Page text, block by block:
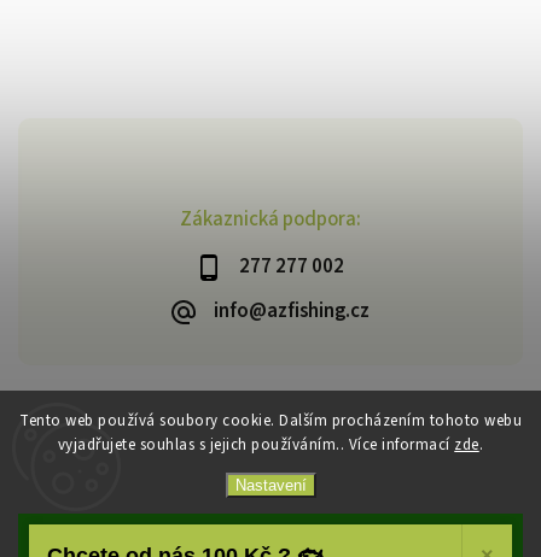
Tento web používá soubory cookie. Dalším procházením tohoto webu
vyjadřujete souhlas s jejich používáním.. Více informací zde.
Nastavení
Souhlasím
Zákaznická podpora:
277 277 002
info@azfishing.cz
Copyright 2026AzFishing.cz. Všechna práva vyhrazena.
VytvořilShoptet| Design